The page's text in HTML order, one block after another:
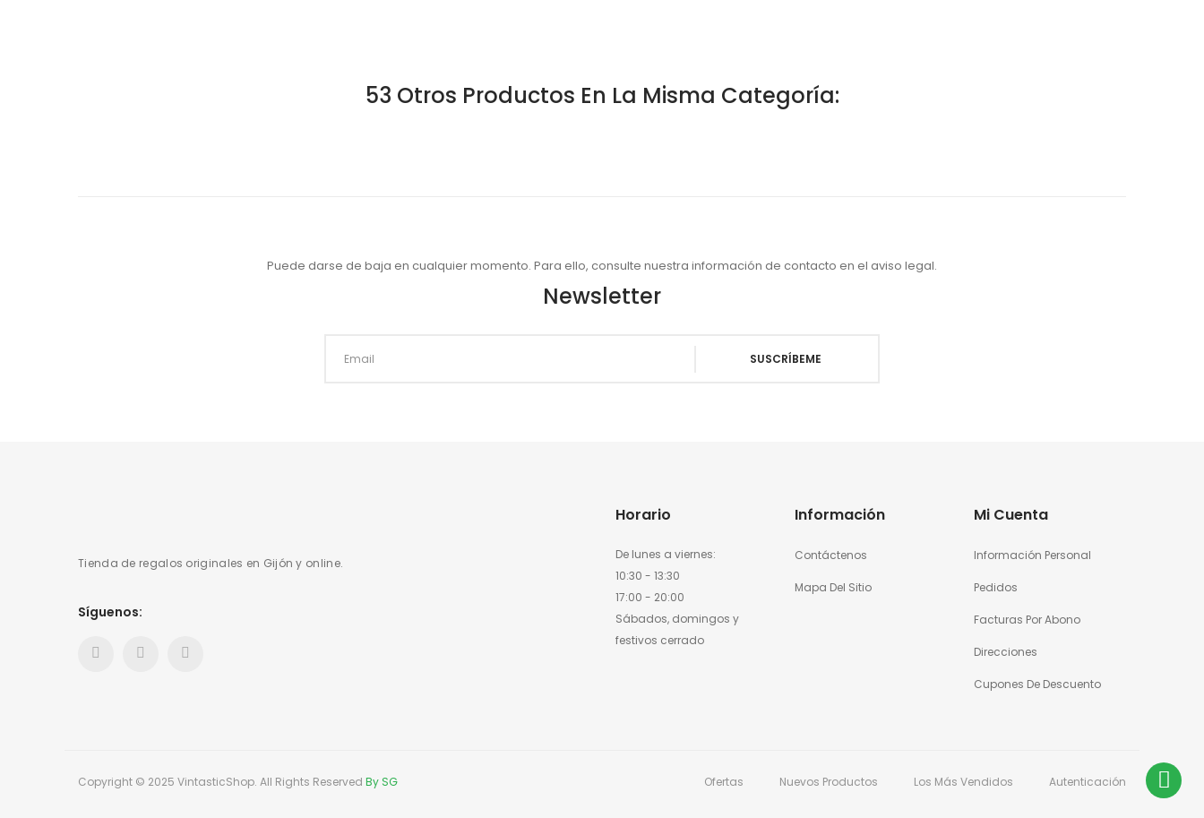
53 Otros Productos En La Misma Categoría:
Puede darse de baja en cualquier momento. Para ello, consulte nuestra información de contacto en el aviso legal.
Newsletter
Tienda de regalos originales en Gijón y online.
Síguenos:
Horario
De lunes a viernes:
10:30 - 13:30
17:00 - 20:00
Sábados, domingos y
festivos cerrado
Información
Contáctenos
Mapa Del Sitio
Mi Cuenta
Información Personal
Pedidos
Facturas Por Abono
Direcciones
Cupones De Descuento
Copyright © 2025 VintasticShop. All Rights Reserved By SG Ofertas Nuevos Productos Los Más Vendidos Autenticación